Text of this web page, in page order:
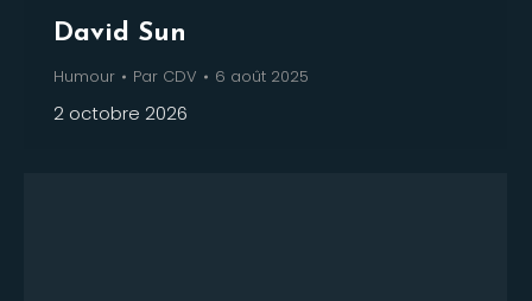
David Sun
Humour Par CDV 6 août 2025
2 octobre 2026